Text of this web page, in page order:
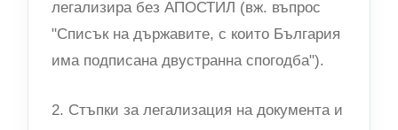
легализира без АПОСТИЛ (вж. въпрос
"Списък на държавите, с които България
има подписана двустранна спогодба").
2. Стъпки за легализация на документа и